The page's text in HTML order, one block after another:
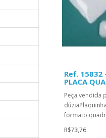
Ref. 15832
PLACA
Peça vendida
formato
R$73,76